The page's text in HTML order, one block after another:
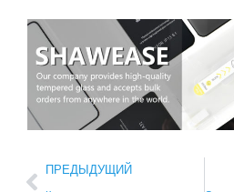
Пред
ПРЕДЫДУЩИЙ